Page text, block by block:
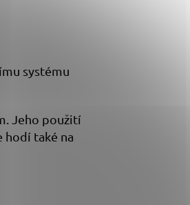
systému
Jeho použití
hodí také na